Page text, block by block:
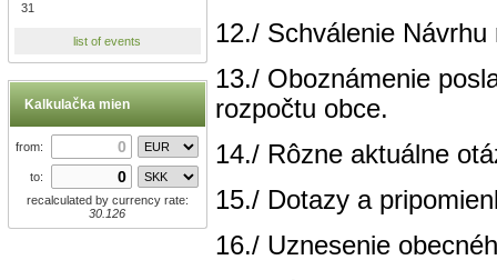
31
list of events
Kalkulačka mien
from:
to:
recalculated by currency rate:
30.126
12./ Schválenie
13./ Oboznámenie
rozpočtu obce.
14./ Rôzne aktuálne
15./ Dotazy a
16./ Uznesenie